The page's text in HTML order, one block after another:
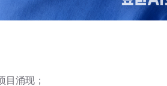
目涌现；